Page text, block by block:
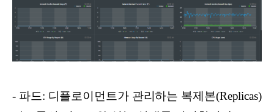
- 파드: 디플로이먼트가 관리하는 복제본(Replicas)